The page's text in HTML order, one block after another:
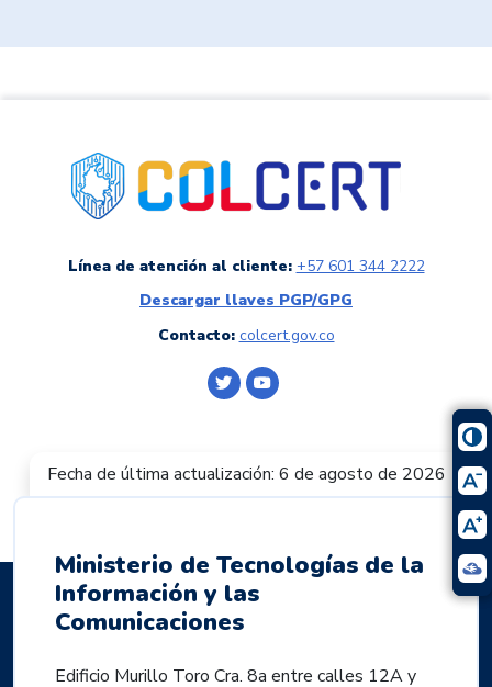
link a colCERT
Línea de atención al cliente: +57 601 344 2222
Descargar llaves PGP/GPG
Contacto: colcert.gov.co
Logo Twitter
Fecha de última actualización: 6 de agosto de 2026
Ministerio de Tecnologías de la
Información y las
Comunicaciones
Edificio Murillo Toro Cra. 8a entre calles 12A y